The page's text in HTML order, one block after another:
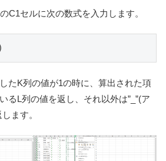
C1セルに次の数式を入力します。
たK列の値が1の時に、算出された項
るL列の値を返し、それ以外は”_”(ア
ます。